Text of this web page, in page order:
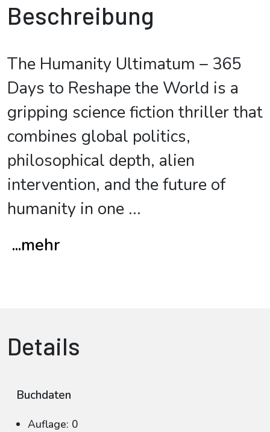
Beschreibung
The Humanity Ultimatum – 365
Days to Reshape the World is a
gripping science fiction thriller that
combines global politics,
philosophical depth, alien
intervention, and the future of
humanity in one ...
...mehr
Details
Buchdaten
Auflage: 0